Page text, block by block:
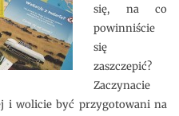
się, na co
powinniście
się
zaszczepić?
Zaczynacie
i wolicie być przygotowani na